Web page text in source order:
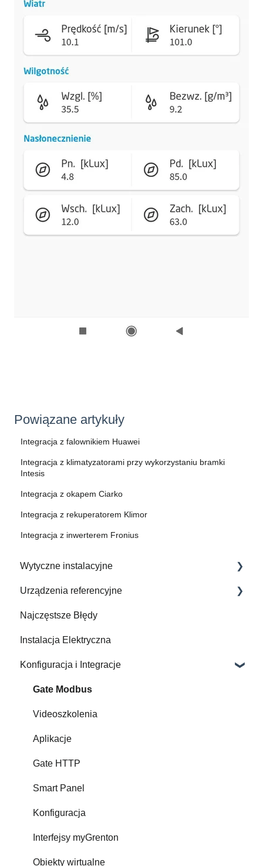
Powiązane artykuły
Integracja z falownikiem Huawei
Integracja z klimatyzatorami przy wykorzystaniu bramki
Intesis
Integracja z okapem Ciarko
Integracja z rekuperatorem Klimor
Integracja z inwerterem Fronius
Wytyczne instalacyjne
Jak Wykonać Instalację Elektryczną
Urządzenia referencyjne
Zintegrowane urządzenia
Najczęstsze Błędy
Instalacja Elektryczna
Konfiguracja i Integracje
Gate Modbus
Videoszkolenia
Aplikacje
Gate HTTP
Smart Panel
Konfiguracja
Interfejsy myGrenton
Obiekty wirtualne